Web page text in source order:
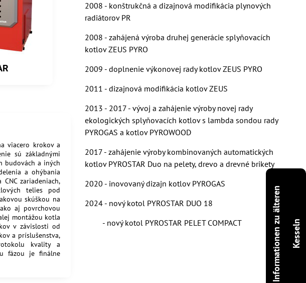
2008 - konštrukčná a dizajnová modifikácia plynových
radiátorov PR
2008 - zahájená výroba druhej generácie splyňovacích
kotlov ZEUS PYRO
2009 - doplnenie výkonovej rady kotlov ZEUS PYRO
2011 - dizajnová modifikácia kotlov ZEUS
2013 - 2017 - vývoj a zahájenie výroby novej rady
ekologických splyňovacích kotlov s lambda sondou rady
PYROGAS a kotlov PYROWOOD
2017 - zahájenie výroby kombinovaných automatických
kotlov PYROSTAR Duo na pelety, drevo a drevné brikety
2020 - inovovaný dizajn kotlov PYROGAS
2024 - nový kotol PYROSTAR DUO 18
- nový kotol PYROSTAR PELET COMPACT
viacero krokov a
sú základnými
budovách a iných
a ohýbania
zariadeniach,
telies pod
skúškou na
aj povrchovou
montážou kotla
v závislosti od
a príslušenstva,
kvality a
fázou je finálne
I
n
f
o
r
m
a
t
i
o
n
e
n
z
u
ä
l
t
e
r
e
n
K
e
s
s
e
l n